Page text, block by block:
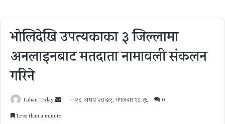
भोलिदेखि उपत्यकाका ३ जिल्लामा
अनलाइनबाट मतदाता नामावली संकलन
गरिने
Lahan Today
Send २८ असार २०७९, मंगलवार १८:१६
0
Less than a minute